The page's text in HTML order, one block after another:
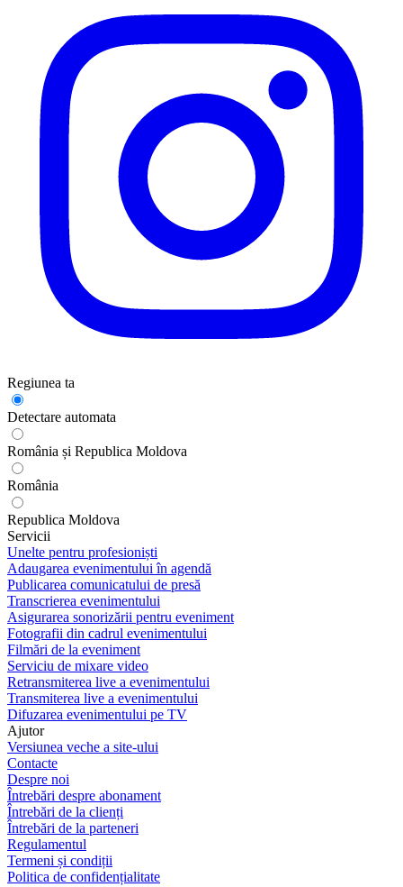
Regiunea ta
Detectare automata
România și Republica Moldova
România
Republica Moldova
Servicii
Unelte pentru profesioniști
Adaugarea evenimentului în agendă
Publicarea comunicatului de presă
Transcrierea evenimentului
Asigurarea sonorizării pentru eveniment
Fotografii din cadrul evenimentului
Filmări de la eveniment
Serviciu de mixare video
Retransmiterea live a evenimentului
Transmiterea live a evenimentului
Difuzarea evenimentului pe TV
Ajutor
Versiunea veche a site-ului
Contacte
Despre noi
Întrebări despre abonament
Întrebări de la clienți
Întrebări de la parteneri
Regulamentul
Termeni și condiții
Politica de confidențialitate